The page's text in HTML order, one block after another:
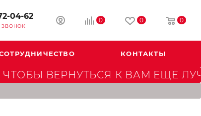
04-62
ЗВОНОК
0 0 0
КОНТАКТЫ
ВЕРНУТЬСЯ К ВАМ ЕЩЕ